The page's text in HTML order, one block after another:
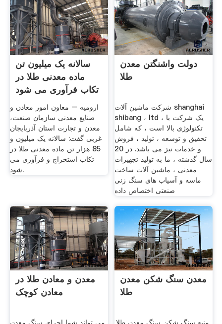
سالانه یک میلیون تن
ماده معدنی طلا در
تکاب فرآوری می شود
ارومیه – معاون امور معادن و
صنایع معدنی سازمان صنعت،
معدن و تجارت استان آذربایجان
غربی گفت: سالانه یک میلیون و
85 هزار تن ماده معدنی طلا در
تکاب استخراج و فرآوری می
شود.
دولت واشنگتن معدن
طلا
شرکت ماشین آلات shanghai
shibang ، ltd ، یک شرکت با
تکنولوژی بالا است ، که شامل
تحقیق و توسعه ، تولید ، فروش
و خدمات نیز می باشد. در 20
سال گذشته ، ما به تولید تجهیزات
معدنی ، ماشین آلات ساخت
ماسه و آسیاب های سنگ زنی
صنعتی اختصاص داده
معدن و معادن طلا در
معادن کوچک
معدن سنگ شکن معدن
طلا